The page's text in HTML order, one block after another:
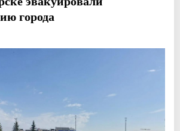
города